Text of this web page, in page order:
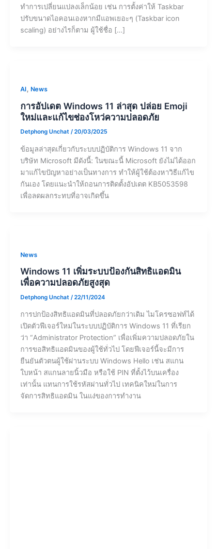
ทำการเปลี่ยนแปลงเล็กน้อย เช่น การตั้งค่าให้ Taskbar
ปรับขนาดไอคอนเองหากมีแอพเยอะๆ (Taskbar icon
scaling) อย่างไรก็ตาม ผู้ใช้ชื่อ […]
AI, News
การอัปเดต Windows 11 ล่าสุด ปล่อย Emoji
ใหม่และแก้ไขช่องโหว่ความปลอดภัย
Detphong Unchat /20/03/2025
ข้อมูลล่าสุดเกี่ยวกับระบบปฏิบัติการ Windows 11 จาก
บริษัท Microsoft มีดังนี้: ในขณะนี้ Microsoft ยังไม่ได้ออก
มาแก้ไขปัญหาอย่างเป็นทางการ ทำให้ผู้ใช้ต้องหาวิธีแก้ไข
กันเอง โดยแนะนำให้ถอนการติดตั้งอัปเดต KB5053598
เพื่อลดผลกระทบที่อาจเกิดขึ้น
News
Windows 11 เพิ่มระบบป้องกันสิทธิแอดมิน
เพื่อความปลอดภัยสูงสุด
Detphong Unchat /22/11/2024
การปกป้องสิทธิแอดมินที่ปลอดภัยกว่าเดิม ไมโครซอฟท์ได้
เปิดตัวฟีเจอร์ใหม่ในระบบปฏิบัติการ Windows 11 ที่เรียก
ว่า “Administrator Protection” เพื่อเพิ่มความปลอดภัยใน
การขอสิทธิแอดมินของผู้ใช้ทั่วไป โดยฟีเจอร์นี้จะมีการ
ยืนยันตัวตนผู้ใช้ผ่านระบบ Windows Hello เช่น สแกน
ใบหน้า สแกนลายนิ้วมือ หรือใช้ PIN ที่ตั้งไว้บนเครื่อง
เท่านั้น แทนการใช้รหัสผ่านทั่วไป เทคนิคใหม่ในการ
จัดการสิทธิแอดมิน ในแง่ของการทำงาน